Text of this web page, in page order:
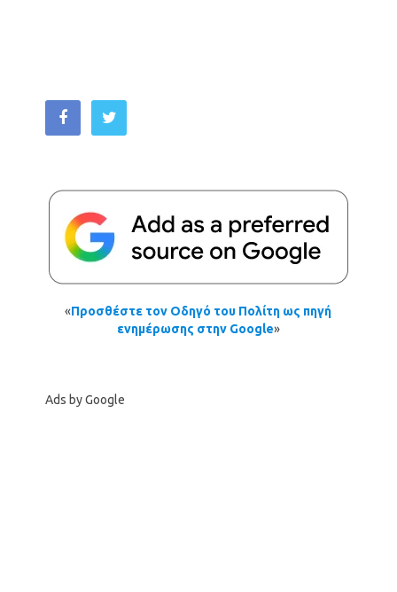
«Προσθέστε τον Οδηγό του Πολίτη ως πηγή
ενημέρωσης στην Google»
Ads by Google